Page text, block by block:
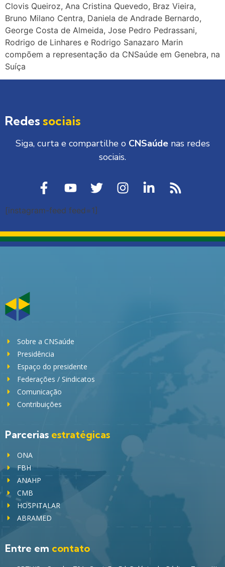
Clovis Queiroz, Ana Cristina Quevedo, Braz Vieira,
Bruno Milano Centra, Daniela de Andrade Bernardo,
George Costa de Almeida, Jose Pedro Pedrassani,
Rodrigo de Linhares e Rodrigo Sanazaro Marin
compõem a representação da CNSaúde em Genebra, na
Suíça
Redes sociais
Siga, curta e compartilhe o CNSaúdenas redes
sociais.
[instagram-feed feed=1]
Sobre a CNSaúde
Presidência
Espaço do presidente
Federações / Sindicatos
Comunicação
Contribuições
Parcerias estratégicas
ONA
FBH
ANAHP
CMB
HOSPITALAR
ABRAMED
Entre em contato